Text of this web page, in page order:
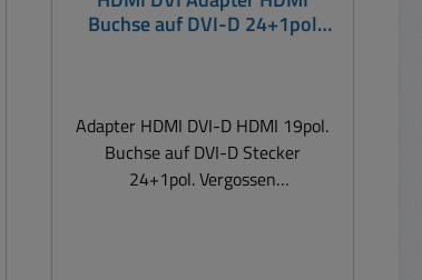
Buchse auf DVI-D 24+1pol
Adapter HDMI DVI-D HDMI 19pol.
Buchse auf DVI-D Stecker
24+1pol. Vergossen